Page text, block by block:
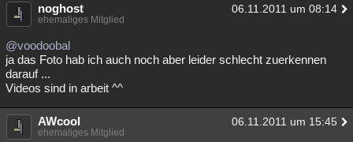
noghost 06.11.2011 um 08:14
ehemaliges Mitglied
@voodoobal
ja das Foto hab ich auch noch aber leider schlecht zuerkennen
darauf ...
Videos sind in arbeit ^^
AWcool 06.11.2011 um 15:45
ehemaliges Mitglied